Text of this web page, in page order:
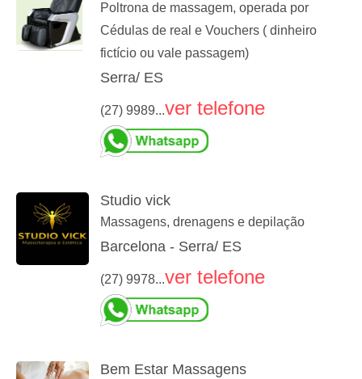
Poltrona de massagem, operada por
Cédulas de real e Vouchers ( dinheiro
fictício ou vale passagem)
Serra/ ES
(27) 9989...ver telefone
Studio vick
Massagens, drenagens e depilação
Barcelona - Serra/ ES
(27) 9978...ver telefone
Bem Estar Massagens